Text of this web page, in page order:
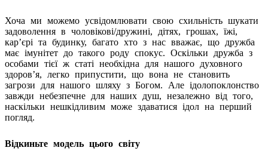
Хоча ми можемо усвідомлювати свою схильність шукати
задоволення в чоловікові/дружині, дітях, грошах, їжі,
карʼєрі та будинку, багато хто з нас вважає, що дружба
має імунітет до такого роду спокус. Оскільки дружба з
особами тієї ж статі необхідна для нашого духовного
здоровʼя, легко припустити, що вона не становить
загрози для нашого шляху з Богом. Але ідолопоклонство
завжди небезпечне для наших душ, незалежно від того,
наскільки нешкідливим може здаватися ідол на перший
погляд.
Відкиньте модель цього світу